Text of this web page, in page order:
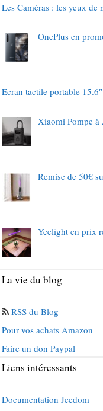
Les Caméras : les yeux
OnePlus en
Ecran tactile portable
Xiaomi Pompe
Remise de 50€
Yeelight en prix
La vie du blog
RSS du Blog
Pour vos achats Amazon
Faire un don Paypal
Liens intéressants
Documentation Jeedom